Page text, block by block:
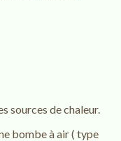
sources de chaleur.
bombe à air ( type